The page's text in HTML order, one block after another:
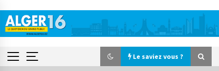
content
Le saviez vous ?